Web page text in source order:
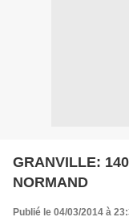
GRANVILLE:
NORMAND
Publié le 04/03/2014 à